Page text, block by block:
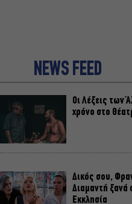
NEWS FEED
Οι Λέξεις των
χρόνο στο
Δικός σου,
Διαμαντή ξανά
Εκκλησία